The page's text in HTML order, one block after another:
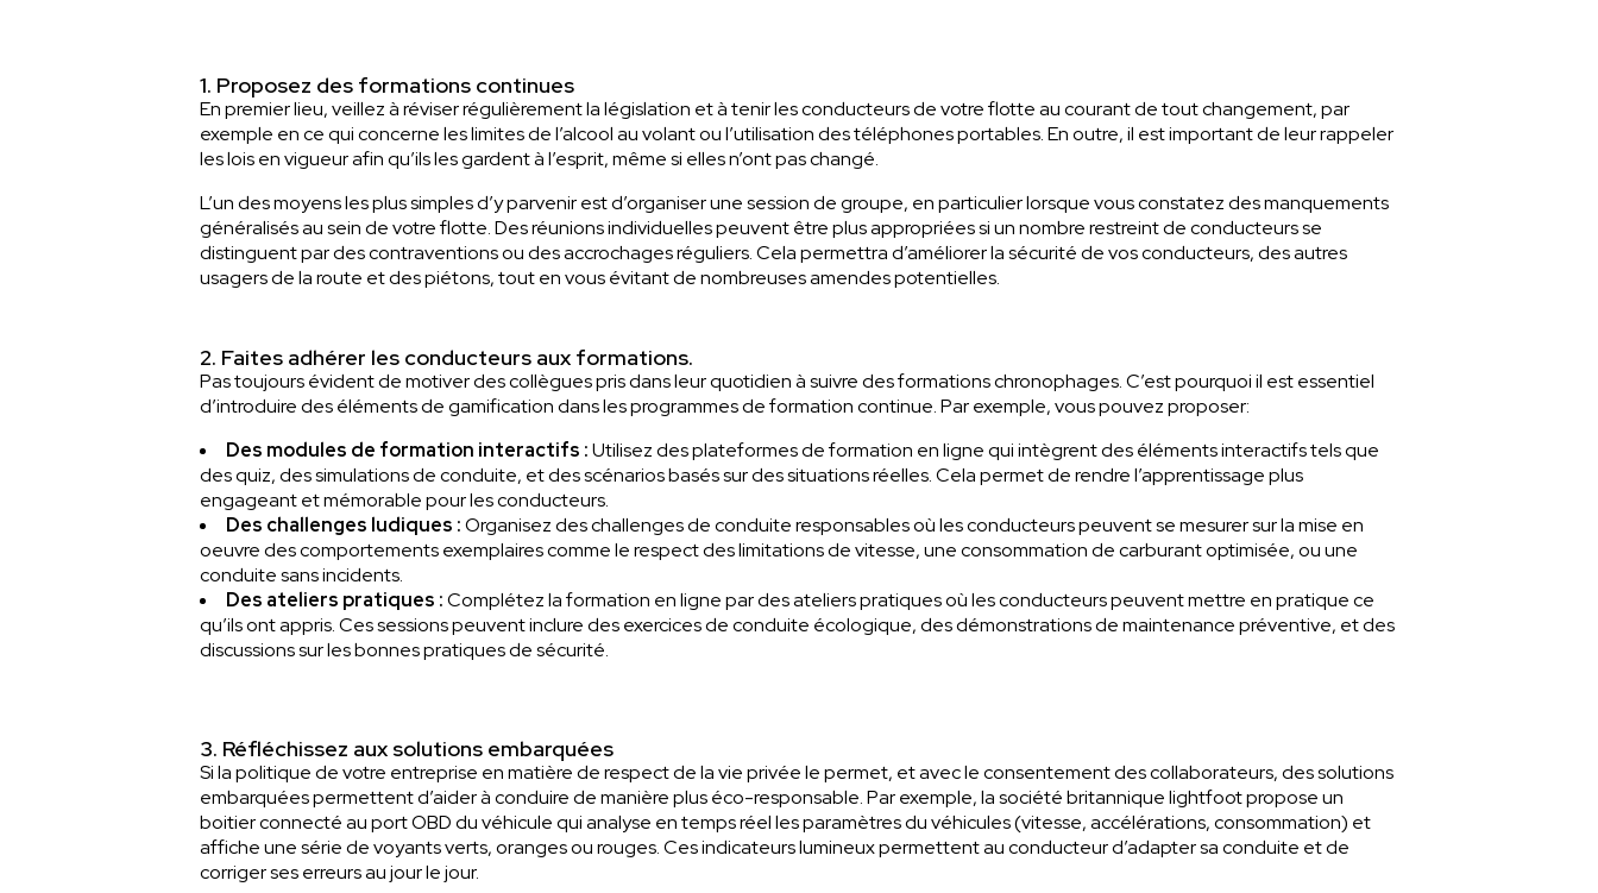
1. Proposez des formations continues
En premier lieu, veillez à réviser régulièrement la législation et à tenir les conducteurs de votre flotte au courant de tout changement, par
exemple en ce qui concerne les limites de l’alcool au volant ou l’utilisation des téléphones portables. En outre, il est important de leur rappeler
les lois en vigueur afin qu’ils les gardent à l’esprit, même si elles n’ont pas changé.
L’un des moyens les plus simples d’y parvenir est d’organiser une session de groupe, en particulier lorsque vous constatez des manquements
généralisés au sein de votre flotte. Des réunions individuelles peuvent être plus appropriées si un nombre restreint de conducteurs se
distinguent par des contraventions ou des accrochages réguliers. Cela permettra d’améliorer la sécurité de vos conducteurs, des autres
usagers de la route et des piétons, tout en vous évitant de nombreuses amendes potentielles.
2. Faites adhérer les conducteurs aux formations.
Pas toujours évident de motiver des collègues pris dans leur quotidien à suivre des formations chronophages. C’est pourquoi il est essentiel
d’introduire des éléments de gamification dans les programmes de formation continue. Par exemple, vous pouvez proposer:
Des modules de formation interactifs :Utilisez des plateformes de formation en ligne qui intègrent des éléments interactifs tels que
des quiz, des simulations de conduite, et des scénarios basés sur des situations réelles. Cela permet de rendre l’apprentissage plus
engageant et mémorable pour les conducteurs.
Des challenges ludiques :Organisez des challenges de conduite responsables où les conducteurs peuvent se mesurer sur la mise en
oeuvre des comportements exemplaires comme le respect des limitations de vitesse, une consommation de carburant optimisée, ou une
conduite sans incidents.
Des ateliers pratiques :Complétez la formation en ligne par des ateliers pratiques où les conducteurs peuvent mettre en pratique ce
qu’ils ont appris. Ces sessions peuvent inclure des exercices de conduite écologique, des démonstrations de maintenance préventive, et des
discussions sur les bonnes pratiques de sécurité.
3. Réfléchissez aux solutions embarquées
Si la politique de votre entreprise en matière de respect de la vie privée le permet, et avec le consentement des collaborateurs, des solutions
embarquées permettent d’aider à conduire de manière plus éco-responsable. Par exemple, la société britanniquelightfootpropose un
boitier connecté au port OBD du véhicule qui analyse en temps réel les paramètres du véhicules (vitesse, accélérations, consommation) et
affiche une série de voyants verts, oranges ou rouges. Ces indicateurs lumineux permettent au conducteur d’adapter sa conduite et de
corriger ses erreurs au jour le jour.